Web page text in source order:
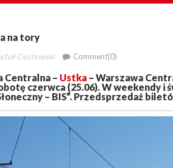
na tory
Ciechowski Comment(0)
Centralna – Ustka – Warszawa
czerwca (25.06). W weekendy
– BIS”. Przedsprzedaż